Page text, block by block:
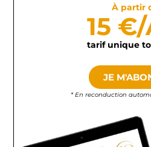
À partir
15
tarif unique
JE
* En reconduction